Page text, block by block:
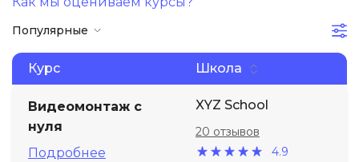
Популярные
Курс Школа
Видеомонтаж с
нуля
Подробнее
XYZ School
4.9
20 отзывов
Менеджмент
Иностранные языки
Soft Skills